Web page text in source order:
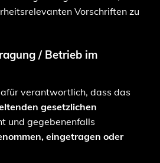
Vorschriften zu
/ Betrieb im
verantwortlich, dass das
gesetzlichen
und gegebenenfalls
eingetragen oder